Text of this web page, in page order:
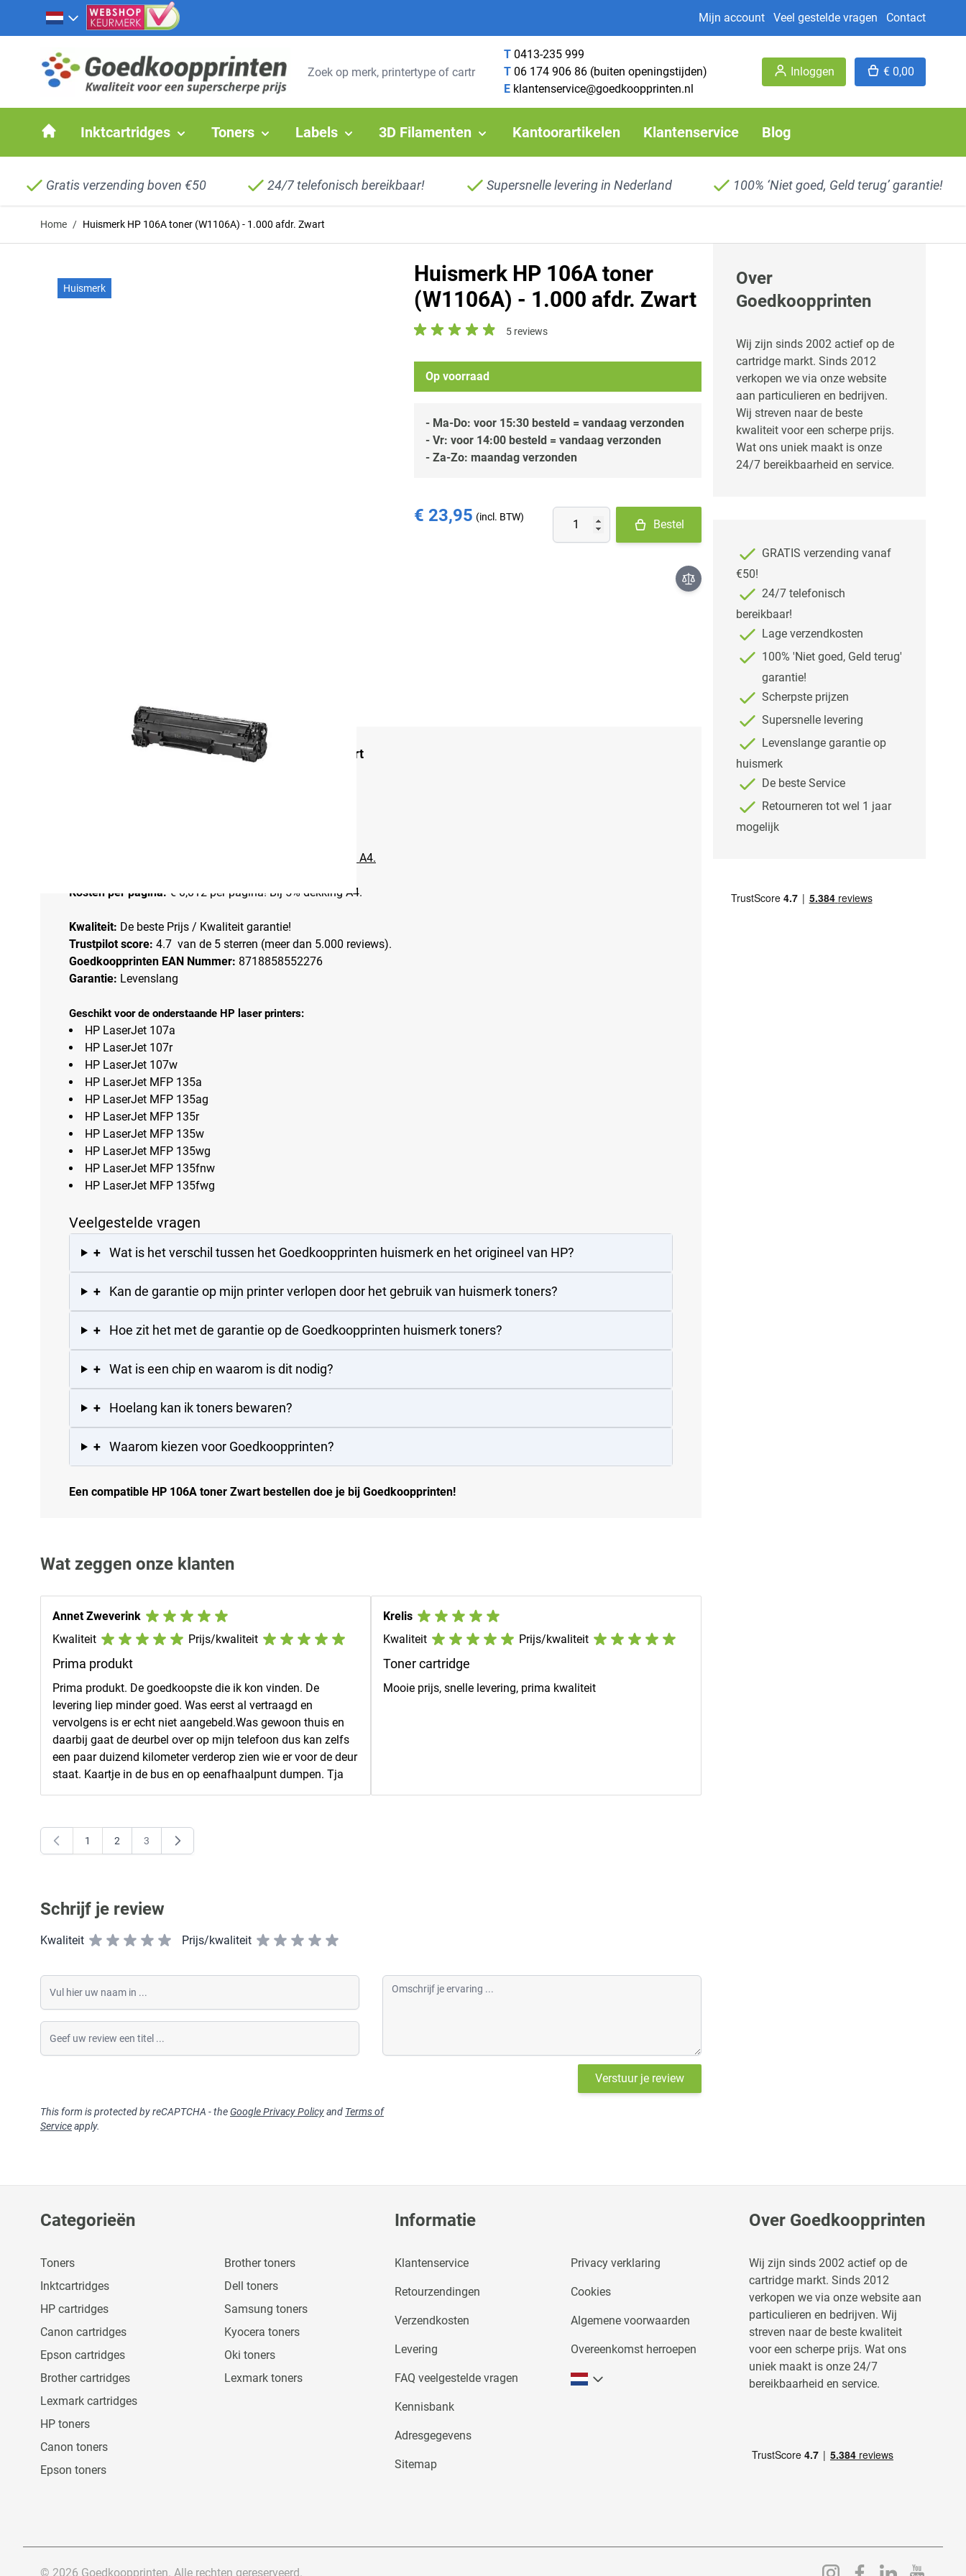
Ga naar de inhoud
Mijn account Veel gestelde vragen Contact
T 0413-235 999
T 06 174 906 86 (buiten openingstijden)
E klantenservice@goedkoopprinten.nl
Inloggen € 0,00
Inktcartridges Toners Labels 3D Filamenten Kantoorartikelen Klantenservice Blog
Gratis verzending boven €50 24/7 telefonisch bereikbaar! Supersnelle levering in Nederland 100% ‘Niet goed, Geld terug’ garantie!
Home / Huismerk HP 106A toner (W1106A) - 1.000 afdr. Zwart
Huismerk
Huismerk HP 106A toner
(W1106A) - 1.000 afdr. Zwart
5 reviews
Op voorraad
- Ma-Do: voor 15:30 besteld = vandaag verzonden
- Vr: voor 14:00 besteld = vandaag verzonden
- Za-Zo: maandag verzonden
€ 23,95 Aantal
Bestel
Omschrijving
Huismerk HP 106A /W1106A toner cartridge Zwart
Zwart 1.000 afdrukken bij 5% dekking A4.
Kosten per pagina: € 0,012 per pagina! Bij 5% dekking A4.
Kwaliteit: De beste Prijs / Kwaliteit garantie!
Trustpilot score: 4.7 van de 5 sterren (meer dan 5.000 reviews).
Goedkoopprinten EAN Nummer: 8718858552276
Garantie: Levenslang
Geschikt voor de onderstaande HP laser printers:
HP LaserJet 107a
HP LaserJet 107r
HP LaserJet 107w
HP LaserJet MFP 135a
HP LaserJet MFP 135ag
HP LaserJet MFP 135r
HP LaserJet MFP 135w
HP LaserJet MFP 135wg
HP LaserJet MFP 135fnw
HP LaserJet MFP 135fwg
Veelgestelde vragen
+ Wat is het verschil tussen het Goedkoopprinten huismerk en het origineel van HP?
+ Kan de garantie op mijn printer verlopen door het gebruik van huismerk toners?
+ Hoe zit het met de garantie op de Goedkoopprinten huismerk toners?
+ Wat is een chip en waarom is dit nodig?
+ Hoelang kan ik toners bewaren?
+ Waarom kiezen voor Goedkoopprinten?
Een compatible HP 106A toner Zwart bestellen doe je bij Goedkoopprinten!
Wat zeggen onze klanten
Annet Zweverink
Kwaliteit
Prijs/kwaliteit
Prima produkt
Prima produkt. De goedkoopste die ik kon vinden. De
levering liep minder goed. Was eerst al vertraagd en
vervolgens is er echt niet aangebeld.Was gewoon thuis en
daarbij gaat de deurbel over op mijn telefoon dus kan zelfs
een paar duizend kilometer verderop zien wie er voor de deur
staat. Kaartje in de bus en op eenafhaalpunt dumpen. Tja
Krelis
Kwaliteit
Prijs/kwaliteit
Toner cartridge
Mooie prijs, snelle levering, prima kwaliteit
U lees momenteel pagina
1
Pagina
2
Pagina
3
Schrijf je review
Kwaliteit Prijs/kwaliteit
Vul hier uw naam in
Geef uw review een titel
Omschrijf je ervaring
Verstuur je review
This form is protected by reCAPTCHA - the Google Privacy Policyand Terms of
Serviceapply.
Over
Goedkoopprinten
Wij zijn sinds 2002 actief op de
cartridge markt. Sinds 2012
verkopen we via onze website
aan particulieren en bedrijven.
Wij streven naar de beste
kwaliteit voor een scherpe prijs.
Wat ons uniek maakt is onze
24/7 bereikbaarheid en service.
GRATIS verzending vanaf
€50!
24/7 telefonisch
bereikbaar!
Lage verzendkosten
100% 'Niet goed, Geld terug'
garantie!
Scherpste prijzen
Supersnelle levering
Levenslange garantie op
huismerk
De beste Service
Retourneren tot wel 1 jaar
mogelijk
Categorieën
Toners
Inktcartridges
HP cartridges
Canon cartridges
Epson cartridges
Brother cartridges
Lexmark cartridges
HP toners
Canon toners
Epson toners
Brother toners
Dell toners
Samsung toners
Kyocera toners
Oki toners
Lexmark toners
Informatie
Klantenservice
Retourzendingen
Verzendkosten
Levering
FAQ veelgestelde vragen
Kennisbank
Adresgegevens
Sitemap
Privacy verklaring
Cookies
Algemene voorwaarden
Overeenkomst herroepen
Over Goedkoopprinten
Wij zijn sinds 2002 actief op de
cartridge markt. Sinds 2012
verkopen we via onze website aan
particulieren en bedrijven. Wij
streven naar de beste kwaliteit
voor een scherpe prijs. Wat ons
uniek maakt is onze 24/7
bereikbaarheid en service.
© 2026 Goedkoopprinten. Alle rechten gereserveerd.